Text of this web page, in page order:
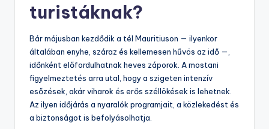
turistáknak?
Bár májusban kezdődik a tél Mauritiuson — ilyenkor
általában enyhe, száraz és kellemesen hűvös az idő —,
időnként előfordulhatnak heves záporok. A mostani
figyelmeztetés arra utal, hogy a szigeten intenzív
esőzések, akár viharok és erős széllökések is lehetnek.
Az ilyen időjárás a nyaralók programjait, a közlekedést és
a biztonságot is befolyásolhatja.